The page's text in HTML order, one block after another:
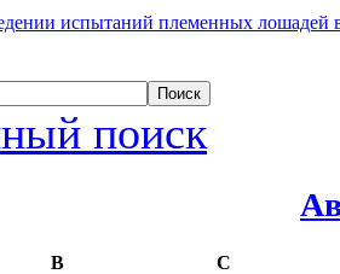
испытаний племенных лошадей
поиск
В С